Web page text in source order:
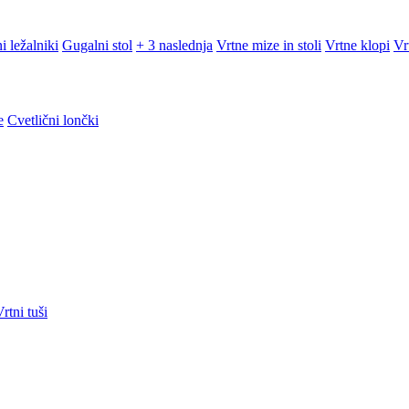
ležalniki Gugalni stol + 3 naslednja Vrtne mize in stoli Vrtne klopi
Cvetlični lončki
tuši